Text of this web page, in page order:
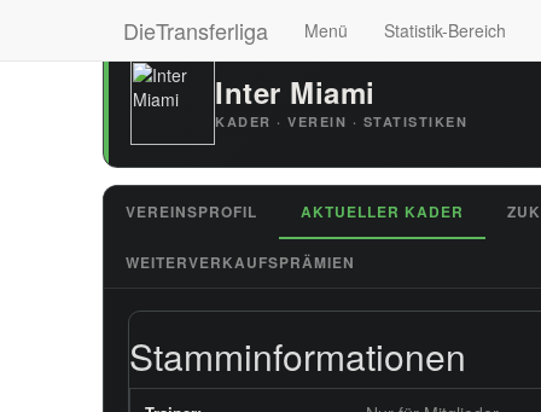
DieTransferliga Menü Statistik-Bereich
Inter Miami
KADER · VEREIN · STATISTIKEN
VEREINSPROFIL AKTUELLER KADER
WEITERVERKAUFSPRÄMIEN
Stamminformationen